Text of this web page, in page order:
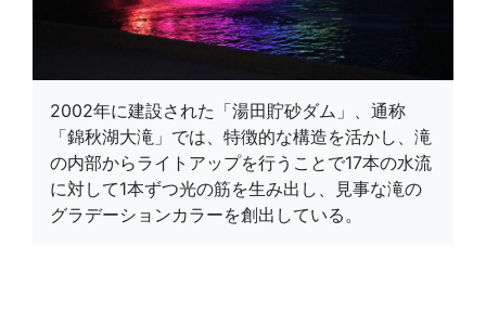
2002年に建設された「湯田貯砂ダム」、通称
「錦秋湖大滝」では、特徴的な構造を活かし、滝
の内部からライトアップを行うことで17本の水流
に対して1本ずつ光の筋を生み出し、見事な滝の
グラデーションカラーを創出している。